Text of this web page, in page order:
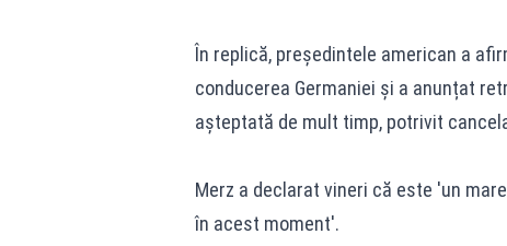
În replică, președintele american a
conducerea Germaniei și a anunțat
așteptată de mult timp, potrivit
Merz a declarat vineri că este 'un
în acest moment'.